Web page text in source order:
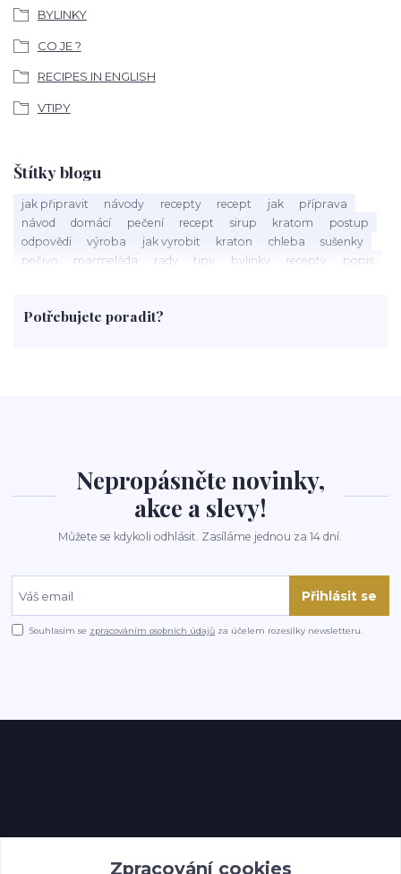
BYLINKY
CO JE ?
RECIPES IN ENGLISH
VTIPY
Štítky blogu
jak připravit návody recepty recept jak
příprava
návod
domácí pečení recept sirup kratom
postup
odpovědi
výroba jak vyrobit kraton chleba
sušenky
pečivo
marmeláda rady tipy bylinky recepty
popis
rohlíky
grilování čaj
Potřebujete poradit?
Nepropásněte novinky,
akce a slevy!
Můžete se kdykoli odhlásit. Zasíláme jednou za 14 dní.
Přihlásit se
Souhlasím se zpracováním osobních údajů za účelem rozesílky newsletteru.
Zpracování cookies